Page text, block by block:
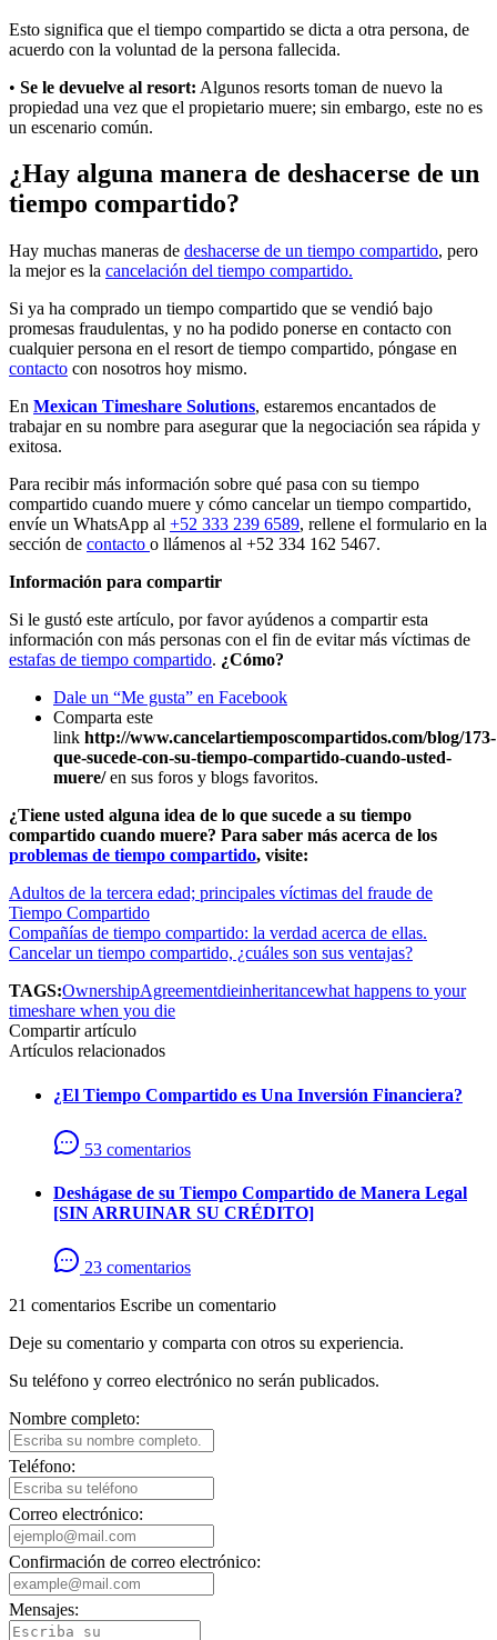
Esto significa que el tiempo compartido se dicta a otra persona, de
acuerdo con la voluntad de la persona fallecida.
• Se le devuelve al resort: Algunos resorts toman de nuevo la
propiedad una vez que el propietario muere; sin embargo, este no es
un escenario común.
¿Hay alguna manera de deshacerse de un
tiempo compartido?
Hay muchas maneras de deshacerse de un tiempo compartido, pero
la mejor es la cancelación del tiempo compartido.
Si ya ha comprado un tiempo compartido que se vendió bajo
promesas fraudulentas, y no ha podido ponerse en contacto con
cualquier persona en el resort de tiempo compartido, póngase en
contacto con nosotros hoy mismo.
En Mexican Timeshare Solutions, estaremos encantados de
trabajar en su nombre para asegurar que la negociación sea rápida y
exitosa.
Para recibir más información sobre qué pasa con su tiempo
compartido cuando muere y cómo cancelar un tiempo compartido,
envíe un WhatsApp al +52 333 239 6589, rellene el formulario en la
sección de contacto o llámenos al +52 334 162 5467.
Información para compartir
Si le gustó este artículo, por favor ayúdenos a compartir esta
información con más personas con el fin de evitar más víctimas de
estafas de tiempo compartido. ¿Cómo?
Dale un “Me gusta” en Facebook
Comparta este
link http://www.cancelartiemposcompartidos.com/blog/173-
que-sucede-con-su-tiempo-compartido-cuando-usted-
muere/en sus foros y blogs favoritos.
¿Tiene usted alguna idea de lo que sucede a su tiempo
compartido cuando muere? Para saber más acerca de los
problemas de tiempo compartido, visite:
Adultos de la tercera edad; principales víctimas del fraude de
Tiempo Compartido
Compañías de tiempo compartido: la verdad acerca de ellas.
Cancelar un tiempo compartido, ¿cuáles son sus ventajas?
TAGS:OwnershipAgreementdieinheritancewhat happens to your
timeshare when you die
Compartir artículo
Artículos relacionados
¿El Tiempo Compartido es Una Inversión Financiera?
53 comentarios
Deshágase de su Tiempo Compartido de Manera Legal
[SIN ARRUINAR SU CRÉDITO]
23 comentarios
21 comentarios Escribe un comentario
Deje su comentario y comparta con otros su experiencia.
Su teléfono y correo electrónico no serán publicados.
Nombre completo:
Teléfono:
Correo electrónico:
Confirmación de correo electrónico:
Mensajes: